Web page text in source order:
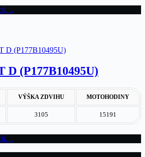
D (P177B10495U)
VÝŠKA ZDVIHU MOTOHODINY
3105 15191